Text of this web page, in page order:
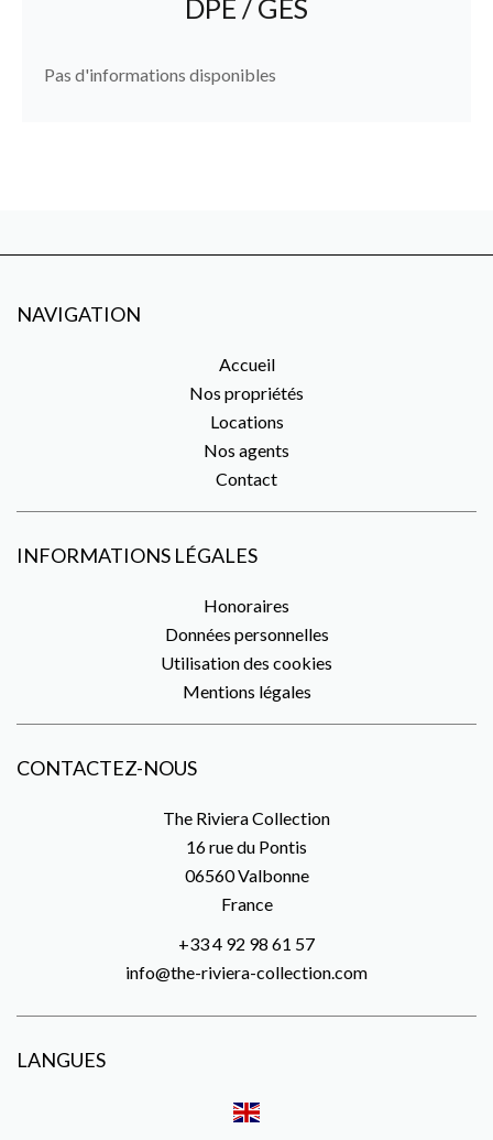
DPE / GES
Pas d'informations disponibles
NAVIGATION
Accueil
Nos propriétés
Locations
Nos agents
Contact
INFORMATIONS LÉGALES
Honoraires
Données personnelles
Utilisation des cookies
Mentions légales
CONTACTEZ-NOUS
The Riviera Collection
16 rue du Pontis
06560Valbonne
France
+33 4 92 98 61 57
info@the-riviera-collection.com
LANGUES